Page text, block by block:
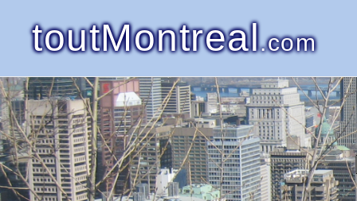
toutMontreal.com